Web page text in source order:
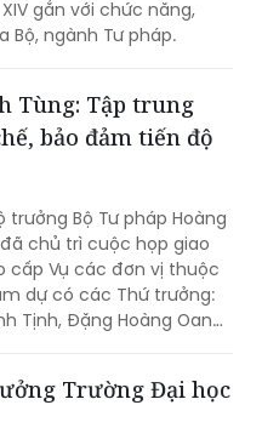
Tùng: Tập trung
trưởng Bộ Tư pháp Hoàng
chủ trì cuộc họp giao
cấp Vụ các đơn vị thuộc
dự có các Thứ trưởng:
Tịnh, Đặng Hoàng Oanh,
Nguyễn Thanh Tú.
Trường Đại học
ban lãnh đạo cấp Vụ các